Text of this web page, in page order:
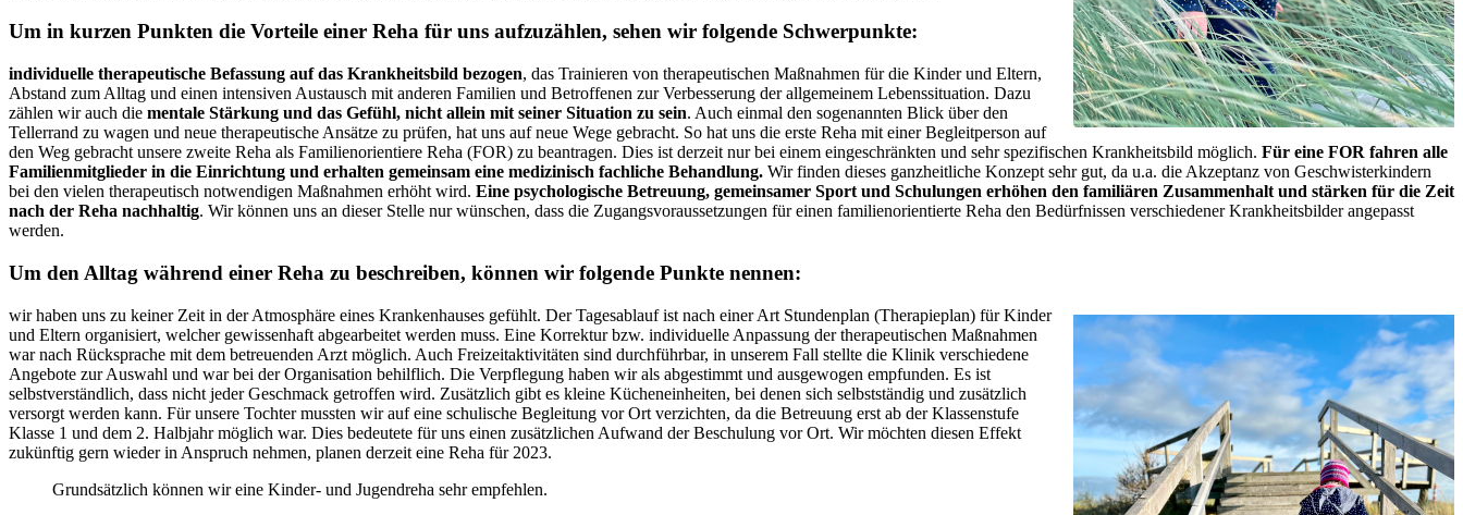
Um in kurzen Punkten die Vorteile einer Reha für uns aufzuzählen, sehen wir folgende Schwerpunkte:
individuelle therapeutische Befassung auf das Krankheitsbild bezogen, das Trainieren von therapeutischen Maßnahmen für die Kinder und Eltern,
Abstand zum Alltag und einen intensiven Austausch mit anderen Familien und Betroffenen zur Verbesserung der allgemeinem Lebenssituation. Dazu
zählen wir auch die mentale Stärkung und das Gefühl, nicht allein mit seiner Situation zu sein. Auch einmal den sogenannten Blick über den
Tellerrand zu wagen und neue therapeutische Ansätze zu prüfen, hat uns auf neue Wege gebracht. So hat uns die erste Reha mit einer Begleitperson auf
den Weg gebracht unsere zweite Reha als Familienorientiere Reha (FOR) zu beantragen. Dies ist derzeit nur bei einem eingeschränkten und sehr spezifischen Krankheitsbild möglich. Für eine FOR fahren alle
Familienmitglieder in die Einrichtung und erhalten gemeinsam eine medizinisch fachliche Behandlung. Wir finden dieses ganzheitliche Konzept sehr gut, da u.a. die Akzeptanz von Geschwisterkindern
bei den vielen therapeutisch notwendigen Maßnahmen erhöht wird. Eine psychologische Betreuung, gemeinsamer Sport und Schulungen erhöhen den familiären Zusammenhalt und stärken für die Zeit
nach der Reha nachhaltig. Wir können uns an dieser Stelle nur wünschen, dass die Zugangsvoraussetzungen für einen familienorientierte Reha den Bedürfnissen verschiedener Krankheitsbilder angepasst
werden.
Um den Alltag während einer Reha zu beschreiben, können wir folgende Punkte nennen:
wir haben uns zu keiner Zeit in der Atmosphäre eines Krankenhauses gefühlt. Der Tagesablauf ist nach einer Art Stundenplan (Therapieplan) für Kinder
und Eltern organisiert, welcher gewissenhaft abgearbeitet werden muss. Eine Korrektur bzw. individuelle Anpassung der therapeutischen Maßnahmen
war nach Rücksprache mit dem betreuenden Arzt möglich. Auch Freizeitaktivitäten sind durchführbar, in unserem Fall stellte die Klinik verschiedene
Angebote zur Auswahl und war bei der Organisation behilflich. Die Verpflegung haben wir als abgestimmt und ausgewogen empfunden. Es ist
selbstverständlich, dass nicht jeder Geschmack getroffen wird. Zusätzlich gibt es kleine Kücheneinheiten, bei denen sich selbstständig und zusätzlich
versorgt werden kann. Für unsere Tochter mussten wir auf eine schulische Begleitung vor Ort verzichten, da die Betreuung erst ab der Klassenstufe
Klasse 1 und dem 2. Halbjahr möglich war. Dies bedeutete für uns einen zusätzlichen Aufwand der Beschulung vor Ort. Wir möchten diesen Effekt
zukünftig gern wieder in Anspruch nehmen, planen derzeit eine Reha für 2023.
Grundsätzlich können wir eine Kinder- und Jugendreha sehr empfehlen.